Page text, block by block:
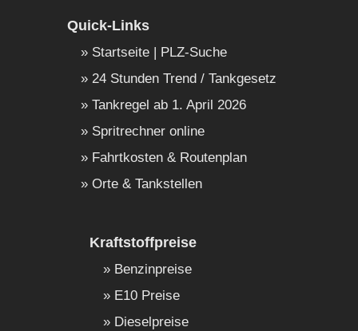
Quick-Links
Startseite | PLZ-Suche
24 Stunden Trend / Tankgesetz
Tankregel ab 1. April 2026
Spritrechner online
Fahrtkosten & Routenplan
Orte & Tankstellen
Kraftstoffpreise
Benzinpreise
E10 Preise
Dieselpreise